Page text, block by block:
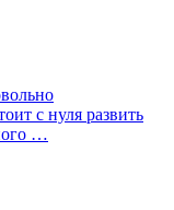
с нуля развить
…